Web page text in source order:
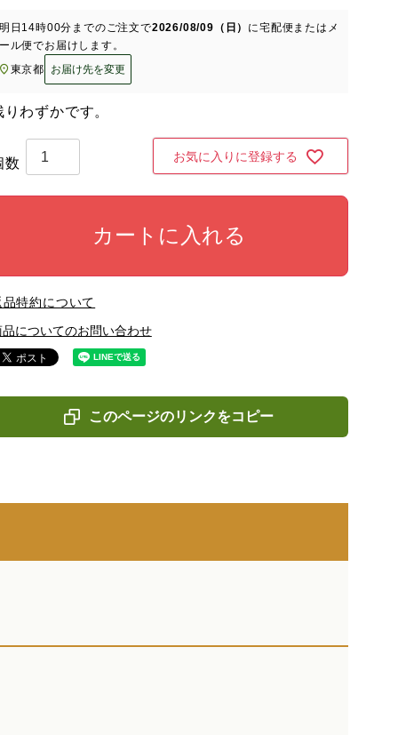
日 14時00分 までのご注文で2026/08/09（日） に宅配便またはメ
ル便でお届けします。
東京都
お届け先を変更
りわずかです。
お気に入りに登録する
カートに入れる
品特約について
品についてのお問い合わせ
このページのリンクをコピー